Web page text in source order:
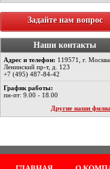
Задайте нам вопрос
Наши контакты
Адрес и телефон: 119571, г. Москва,
Ленинский пр-т, д. 123
+7 (495) 487-84-42
График работы:
пн-пт: 9.00 - 18.00
Другие наши